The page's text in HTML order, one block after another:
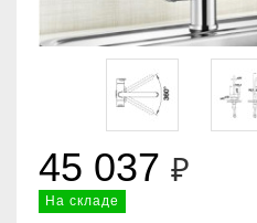
45 037 ₽
На складе